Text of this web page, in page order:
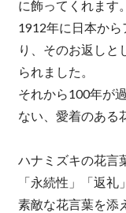
に飾ってくれます。
1912年に日本か
り、そのお返しと
られました。
それから100年が
ない、愛着のある
ハナミズキの花言
「永続性」「返礼」
素敵な花言葉を添